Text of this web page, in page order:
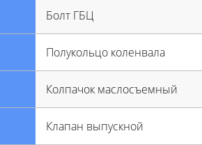
Болт ГБЦ
Полукольцо коленвала
Колпачок маслосъемный
Клапан выпускной